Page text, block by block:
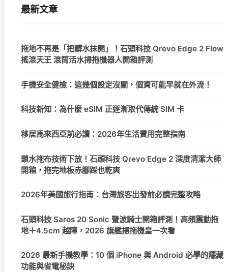
最新文章
拖地不再是「把髒水抹開」！石頭科技 Qrevo Edge 2 Flow
搖滾天王 滾筒活水掃拖機器人開箱評測
手機安全健檢：這幾個設定沒關，個資可能早就在外流！
科技新知：為什麼 eSIM 正逐漸取代傳統 SIM 卡
移居馬來西亞前必讀：2026年生活費用完整指南
鎖水拖布技術下放！石頭科技 Qrevo Edge 2 深度清潔大師
開箱，拖完地板赤腳踩也乾爽
2026年美國旅行指南：台灣旅客出發前必讀完整攻略
石頭科技 Saros 20 Sonic 聲波騎士開箱評測！高頻震動拖
地＋4.5cm 越障，2026 旗艦掃拖機皇一次看
2026 最新手機教學：10 個 iPhone 與 Android 必學的隱藏
功能與省電秘訣